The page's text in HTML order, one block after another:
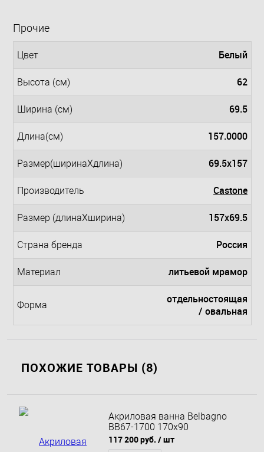
Прочие
Цвет Белый
Высота (см) 62
Ширина (см) 69.5
Длина(см) 157.0000
Размер(ширинаXдлина) 69.5x157
Производитель Castone
Размер (длинаXширина) 157x69.5
Страна бренда Россия
Материал литьевой мрамор
Форма
отдельностоящая
/ овальная
ПОХОЖИЕ ТОВАРЫ (8)
Акриловая ванна Belbagno
BB67-1700 170x90
117 200 руб. / шт